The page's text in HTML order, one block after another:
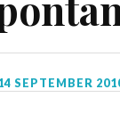
SEPTEMBER